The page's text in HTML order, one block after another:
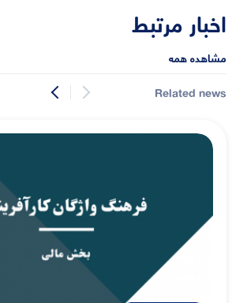
اخبار مرتبط
مشاهده همه
Related news